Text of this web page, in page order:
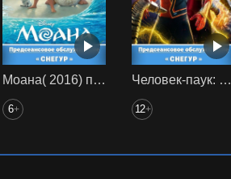
Моана( 2016) предс. обсл. Снегур
6+
Человек-паук: Нет пути домой (2021) предс. обсл. Снегур
12+